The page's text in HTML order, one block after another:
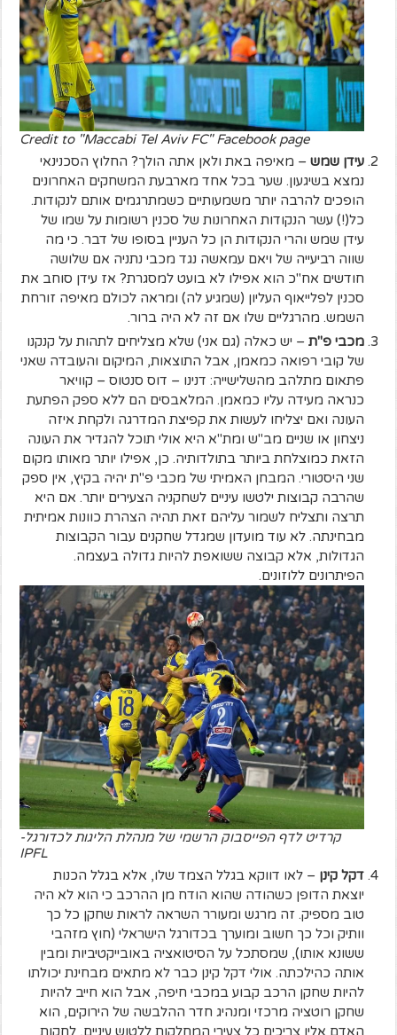
Credit to "Maccabi Tel Aviv FC" Facebook page
עידן שמש – מאיפה באת ולאן אתה הולך? החלוץ הסכנינאי
נמצא בשיגעון. שער בכל אחד מארבעת המשחקים האחרונים
הופכים להרבה יותר משמעותיים כשמתרגמים אותם לנקודות.
כל(!) עשר הנקודות האחרונות של סכנין רשומות על שמו של
עידן שמש והרי הנקודות הן כל העניין בסופו של דבר. כי מה
שווה רביעייה של ויאם עמאשה נגד מכבי נתניה אם שלושה
חודשים אח"כ הוא אפילו לא בועט למסגרת? אז עידן סוחב את
סכנין לפלייאוף העליון (שמגיע לה) ומראה לכולם מאיפה זורחת
השמש. מהרגליים שלו אם זה לא היה ברור.
מכבי פ"ת – יש כאלה (גם אני) שלא מצליחים לתהות על קנקנו
של קובי רפואה כמאמן, אבל התוצאות, המיקום והעובדה שאני
פתאום מתלהב מהשלישייה: דנינו – דוס סנטוס – קוויאר
כנראה מעידה עליו כמאמן. המלאבסים הם ללא ספק הפתעת
העונה ואם יצליחו לעשות את קפיצת המדרגה ולקחת איזה
ניצחון או שניים מב"ש ומת"א היא אולי תוכל להגדיר את העונה
הזאת כמוצלחת ביותר בתולדותיה. כן, אפילו יותר מאותו מקום
שני היסטורי. המבחן האמיתי של מכבי פ"ת יהיה בקיץ, אין ספק
שהרבה קבוצות ילטשו עיניים לשחקניה הצעירים יותר. אם היא
תרצה ותצליח לשמור עליהם זאת תהיה הצהרת כוונות אמיתית
מבחינתה. לא עוד מועדון שמגדל שחקנים עבור הקבוצות
הגדולות, אלא קבוצה ששואפת להיות גדולה בעצמה.
הפיתרונים ללוזונים.
קרדיט לדף הפייסבוק הרשמי של מנהלת הליגות לכדורגל-
IPFL
דקל קינן – לאו דווקא בגלל הצמד שלו, אלא בגלל הכנות
יוצאת הדופן כשהודה שהוא הודח מן ההרכב כי הוא לא היה
טוב מספיק. זה מרגש ומעורר השראה לראות שחקן כל כך
וותיק וכל כך חשוב ומוערך בכדורגל הישראלי (חוץ מזהבי
ששונא אותו), שמסתכל על הסיטואציה באובייקטיביות ומבין
אותה כהילכתה. אולי דקל קינן כבר לא מתאים מבחינת יכולתו
להיות שחקן הרכב קבוע במכבי חיפה, אבל הוא חייב להיות
שחקן רוטציה מרכזי ומנהיג חדר ההלבשה של הירוקים, הוא
האדם אליו צריכים כל צעירי המחלקות ללטוש עיניים, לחקות